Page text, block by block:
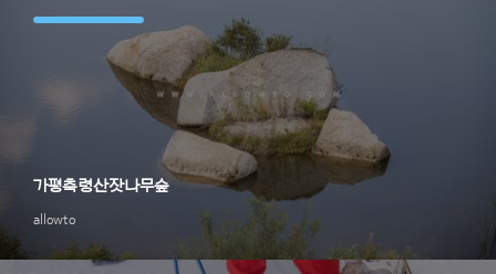
allowto
가평축령산잣나무숲